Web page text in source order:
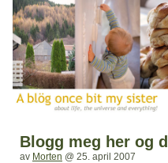
Blogg meg her og
av Morten @ 25. april 2007